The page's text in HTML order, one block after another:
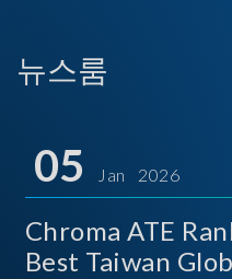
뉴스룸
05 Jan 2026
Chroma ATE
Best Taiwan